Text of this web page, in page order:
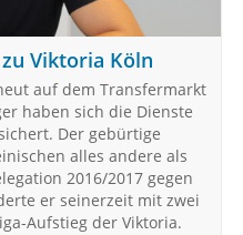
Viktoria Köln
auf dem Transfermarkt
haben sich die Dienste
Der gebürtige
alles andere als
2016/2017 gegen
er seinerzeit mit zwei
Aufstieg der Viktoria.